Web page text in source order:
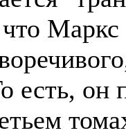
Маркс
есть, он